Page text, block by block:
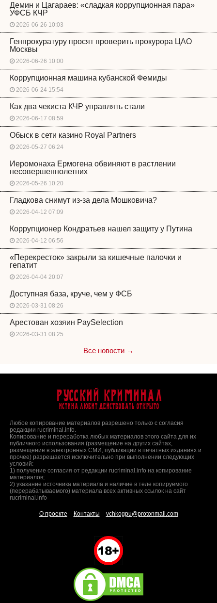
Демин и Цагараев: «сладкая коррупционная пара»
УФСБ КЧР
2026-06-26 10:03
Генпрокуратуру просят проверить прокурора ЦАО
Москвы
2026-06-26 10:00
Коррупционная машина кубанской Фемиды
2026-06-24 15:54
Как два чекиста КЧР управлять стали
2026-06-17 08:59
Обыск в сети казино Royal Partners
2026-05-27 06:24
Иеромонаха Ермогена обвиняют в растлении
несовершеннолетних
2026-05-26 10:20
Гладкова снимут из-за дела Мошковича?
2026-04-12 07:09
Коррупционер Кондратьев нашел защиту у Путина
2026-04-12 06:56
«Перекресток» закрыли за кишечные палочки и
гепатит
2026-04-04 20:07
Доступная база, круче, чем у ФСБ
2026-03-31 08:26
Арестован хозяин PaySelection
2026-03-31 08:25
Все новости →
Русский Криминал
Истина любит действовать открыто
Любое копирование материалов разрешено только с согласия
редакции rucriminal.info.
Копирование и переработка любых материалов этого сайта для их
публичного использования (размещение на других сайтах,
размещение в электронных СМИ, публикации в печатных изданиях и
прочее) разрешается исключительно при выполнении следующих
условий:
1) получение согласия от редакции rucriminal.info на копирование
материалов;
2) указание источника материала и наличие в теле копируемого
(перерабатываемого) материала всех активных ссылок на сайт
rucriminal.info
О проекте Контакты vchkogpu@protonmail.com